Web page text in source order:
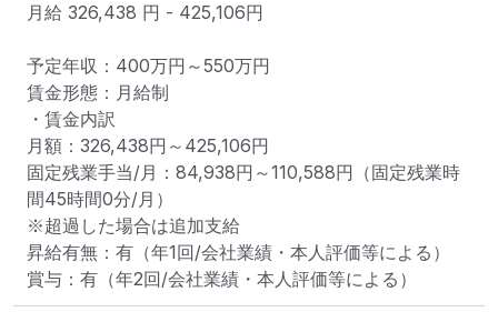
月給 326,438 円 - 425,106円
予定年収：400万円～550万円
賃金形態：月給制
・賃金内訳
月額：326,438円～425,106円
固定残業手当/月：84,938円～110,588円（固定残業時
間45時間0分/月）
※超過した場合は追加支給
昇給有無：有（年1回/会社業績・本人評価等による）
賞与：有（年2回/会社業績・本人評価等による）